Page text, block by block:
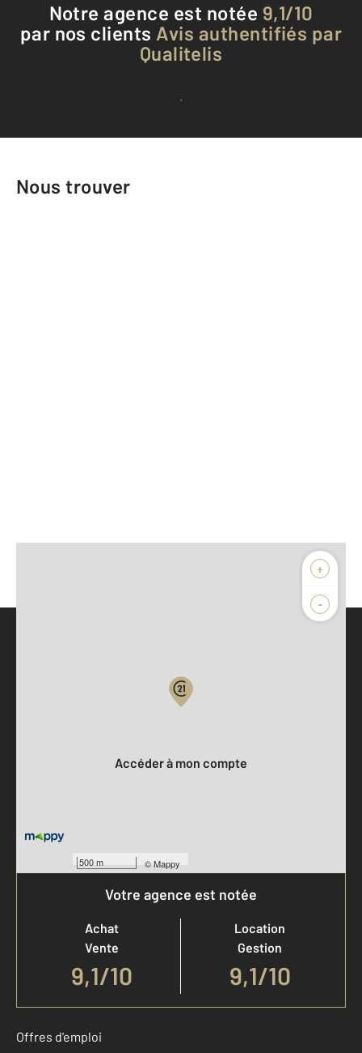
Notre agence est notée 9,1/10
par nos clients Avis authentifiés par
Qualitelis
Voir tous les avis clients
Nous trouver
+
-
500 m ©Mappy
Accéder à mon compte
Votre agence est notée
Achat
Vente
9,1/10
Location
Gestion
9,1/10
Offres d'emploi